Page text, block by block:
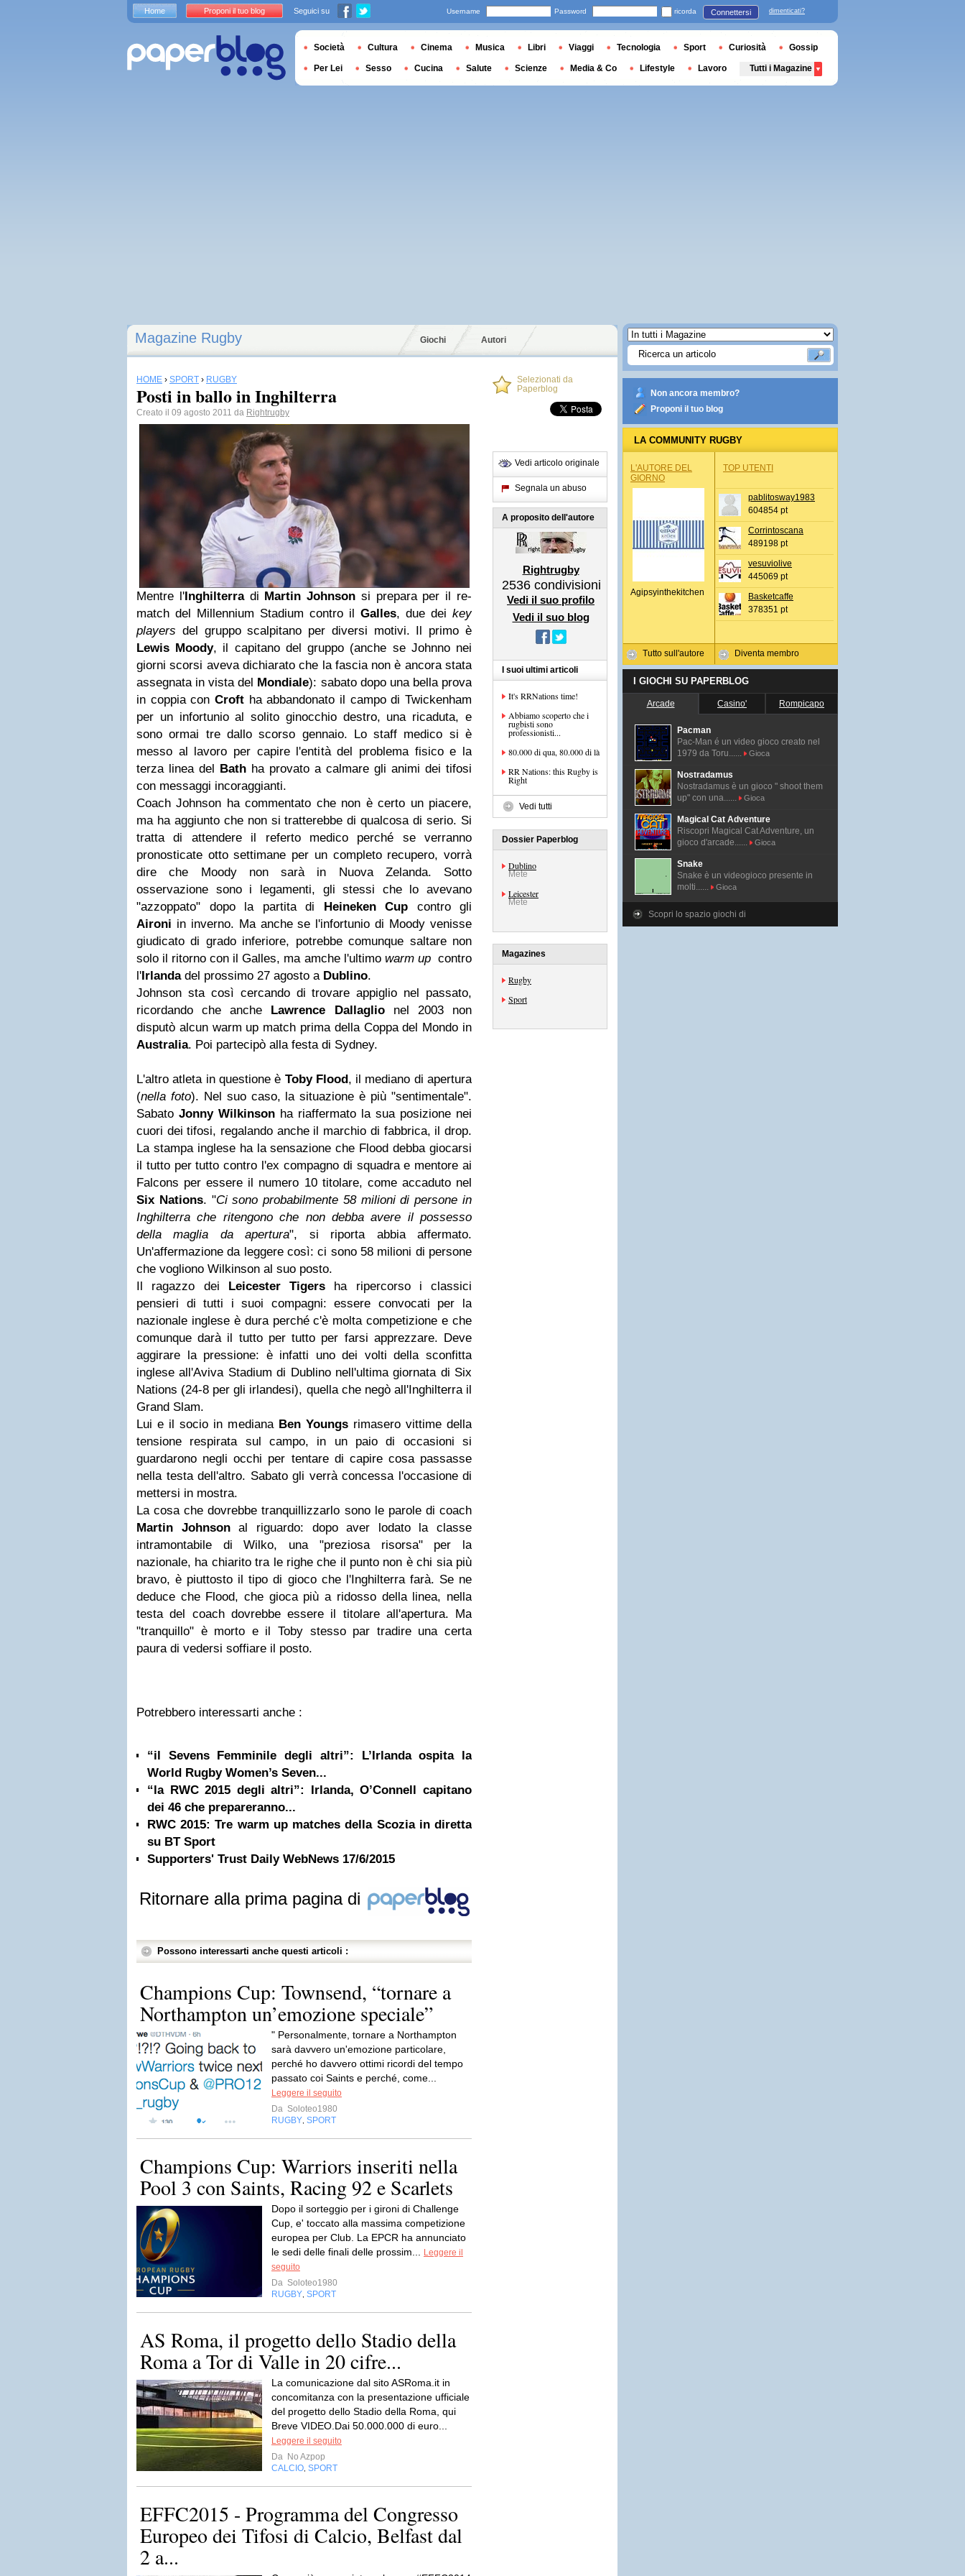
Magazine Rugby Giochi Autori
HOME › SPORT › RUGBY
Posti in ballo in Inghilterra
Creato il 09 agosto 2011 da Rightrugby
Mentre l'Inghilterradi Martin Johnson si prepara per il re-
match del Millennium Stadium contro il Galles, due dei key
players del gruppo scalpitano per diversi motivi. Il primo è
Lewis Moody, il capitano del gruppo (anche se Johnno nei
giorni scorsi aveva dichiarato che la fascia non è ancora stata
assegnata in vista del Mondiale): sabato dopo una bella prova
in coppia con Croft ha abbandonato il campo di Twickenham
per un infortunio al solito ginocchio destro, una ricaduta, e
sono ormai tre dallo scorso gennaio. Lo staff medico si è
messo al lavoro per capire l'entità del problema fisico e la
terza linea del Bath ha provato a calmare gli animi dei tifosi
con messaggi incoraggianti.
Coach Johnson ha commentato che non è certo un piacere,
ma ha aggiunto che non si tratterebbe di qualcosa di serio. Si
tratta di attendere il referto medico perché se verranno
pronosticate otto settimane per un completo recupero, vorrà
dire che Moody non sarà in Nuova Zelanda. Sotto
osservazione sono i legamenti, gli stessi che lo avevano
"azzoppato" dopo la partita di Heineken Cup contro gli
Aironi in inverno. Ma anche se l'infortunio di Moody venisse
giudicato di grado inferiore, potrebbe comunque saltare non
solo il ritorno con il Galles, ma amche l'ultimowarm upcontro
l'Irlandadel prossimo 27 agosto a Dublino.
Johnson sta così cercando di trovare appiglio nel passato,
ricordando che anche Lawrence Dallaglio nel 2003 non
disputò alcun warm up match prima della Coppa del Mondo in
Australia. Poi partecipò alla festa di Sydney.
L'altro atleta in questione è Toby Flood, il mediano di apertura
(nella foto). Nel suo caso, la situazione è più "sentimentale".
Sabato Jonny Wilkinson ha riaffermato la sua posizione nei
cuori dei tifosi, regalando anche il marchio di fabbrica, il drop.
La stampa inglese ha la sensazione che Flood debba giocarsi
il tutto per tutto contro l'ex compagno di squadra e mentore ai
Falcons per essere il numero 10 titolare, come accaduto nel
Six Nations. "Ci sono probabilmente 58 milioni di persone in
Inghilterra che ritengono che non debba avere il possesso
della maglia da apertura", si riporta abbia affermato.
Un'affermazione da leggere così: ci sono 58 milioni di persone
che vogliono Wilkinson al suo posto.
Il ragazzo dei LeicesterTigers ha ripercorso i classici
pensieri di tutti i suoi compagni: essere convocati per la
nazionale inglese è dura perché c'è molta competizione e che
comunque darà il tutto per tutto per farsi apprezzare. Deve
aggirare la pressione: è infatti uno dei volti della sconfitta
inglese all'Aviva Stadium di Dublino nell'ultima giornata di Six
Nations (24-8 per gli irlandesi), quella che negò all'Inghilterra il
Grand Slam.
Lui e il socio in mediana Ben Youngsrimasero vittime della
tensione respirata sul campo, in un paio di occasioni si
guardarono negli occhi per tentare di capire cosa passasse
nella testa dell'altro. Sabato gli verrà concessa l'occasione di
mettersi in mostra.
La cosa che dovrebbe tranquillizzarlo sono le parole di coach
Martin Johnsonal riguardo: dopo aver lodato la classe
intramontabile di Wilko, una "preziosa risorsa" per la
nazionale, ha chiarito tra le righe che il punto non è chi sia più
bravo, è piuttosto il tipo di gioco che l'Inghilterra farà. Se ne
deduce che Flood, che gioca più a ridosso della linea, nella
testa del coach dovrebbe essere il titolare all'apertura. Ma
"tranquillo" è morto e il Toby stesso par tradire una certa
paura di vedersi soffiare il posto.
Potrebbero interessarti anche :
“il Sevens Femminile degli altri”: L’Irlanda ospita la
World Rugby Women’s Seven...
“la RWC 2015 degli altri”: Irlanda, O’Connell capitano
dei 46 che prepareranno...
RWC 2015: Tre warm up matches della Scozia in diretta
su BT Sport
Supporters' Trust Daily WebNews 17/6/2015
Ritornare alla prima pagina di
Possono interessarti anche questi articoli :
Champions Cup: Townsend, “tornare a
Northampton un’emozione speciale”
" Personalmente, tornare a Northampton
sarà davvero un'emozione particolare,
perché ho davvero ottimi ricordi del tempo
passato coi Saints e perché, come...
Leggere il seguito
Da Soloteo1980
RUGBY SPORT
Champions Cup: Warriors inseriti nella
Pool 3 con Saints, Racing 92 e Scarlets
Dopo il sorteggio per i gironi di Challenge
Cup, e' toccato alla massima competizione
europea per Club. La EPCR ha annunciato
le sedi delle finali delle prossim...
Leggere il
seguito
Da Soloteo1980
RUGBY SPORT
AS Roma, il progetto dello Stadio della
Roma a Tor di Valle in 20 cifre...
La comunicazione dal sito ASRoma.it in
concomitanza con la presentazione ufficiale
del progetto dello Stadio della Roma, qui
Breve VIDEO.Dai 50.000.000 di euro...
Leggere il seguito
Da No Azpop
CALCIO SPORT
EFFC2015 - Programma del Congresso
Europeo dei Tifosi di Calcio, Belfast dal
2 a...
Selezionati da
Paperblog
Vedi articolo originale
Segnala un abuso
A proposito dell'autore
Rightrugby
2536 condivisioni
Vedi il suo profilo
Vedi il suo blog
I suoi ultimi articoli
It's RRNations time!
Abbiamo scoperto che i
rugbisti sono
professionisti...
80.000 di qua, 80.000 di là
RR Nations: this Rugby is
Right
Vedi tutti
Dossier Paperblog
Dublino
Mete
Leicester
Mete
Magazines
Rugby
Sport
Non ancora membro?
Proponi il tuo blog
LA COMMUNITY RUGBY
L'AUTORE DEL
GIORNO
Agipsyinthekitchen
Tutto sull'autore
TOP UTENTI
pablitosway1983
604854 pt
Corrintoscana
489198 pt
vesuviolive
445069 pt
Basketcaffe
378351 pt
Diventa membro
I GIOCHI SU PAPERBLOG
Arcade Casino' Rompicapo
Pacman
Pac-Man é un video gioco creato nel
1979 da Toru......
Gioca
Nostradamus
Nostradamus è un gioco " shoot them
up" con una......
Gioca
Magical Cat Adventure
Riscopri Magical Cat Adventure, un
gioco d'arcade......
Gioca
Snake
Snake è un videogioco presente in
molti......
Gioca
Scopri lo spazio giochi di
Home Proponi il tuo blog Seguici su Username Password ricorda Connettersi dimenticati?
Società Cultura Cinema Musica Libri Viaggi Tecnologia Sport Curiosità Gossip
Per Lei Sesso Cucina Salute Scienze Media & Co Lifestyle Lavoro Tutti i Magazine